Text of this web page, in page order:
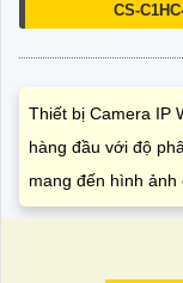
CS-
Thiết bị Camera IP
hàng đầu với độ
mang đến hình